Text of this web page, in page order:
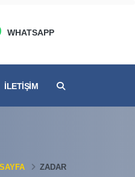
WHATSAPP
İLETIŞIM
ZADAR